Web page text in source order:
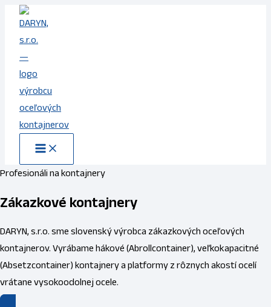
Preskočiť
obsah
Profesionáli na kontajnery
Zákazkové kontajnery
DARYN, s.r.o. sme slovenský výrobca zákazkových oceľových
kontajnerov. Vyrábame hákové (Abrollcontainer), veľkokapacitné
(Absetzcontainer) kontajnery a platformy z rôznych akostí ocelí
vrátane vysokoodolnej ocele.